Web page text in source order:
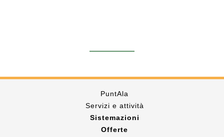
PuntAla
Servizi e attività
Sistemazioni
Offerte